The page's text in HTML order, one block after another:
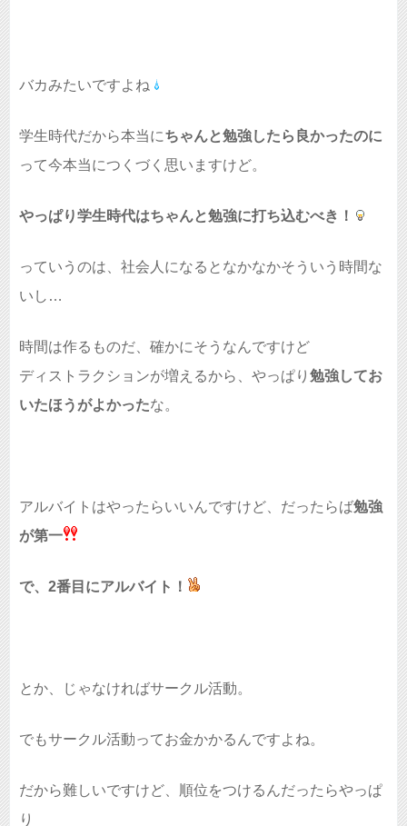
バカみたいですよね
学生時代だから本当にちゃんと勉強したら良かったのに
って今本当につくづく思いますけど。
やっぱり学生時代はちゃんと勉強に打ち込むべき！
っていうのは、社会人になるとなかなかそういう時間な
いし…
時間は作るものだ、確かにそうなんですけど
ディストラクションが増えるから、やっぱり 勉強してお
いたほうがよかったな。
アルバイトはやったらいいんですけど、だったらば勉強
が第一
で、2番目にアルバイト！
とか、じゃなければサークル活動。
でもサークル活動ってお金かかるんですよね。
だから難しいですけど、順位をつけるんだったらやっぱ
り